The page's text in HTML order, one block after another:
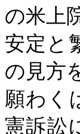
の米上
安定と
の見方
願わく
憲訴訟